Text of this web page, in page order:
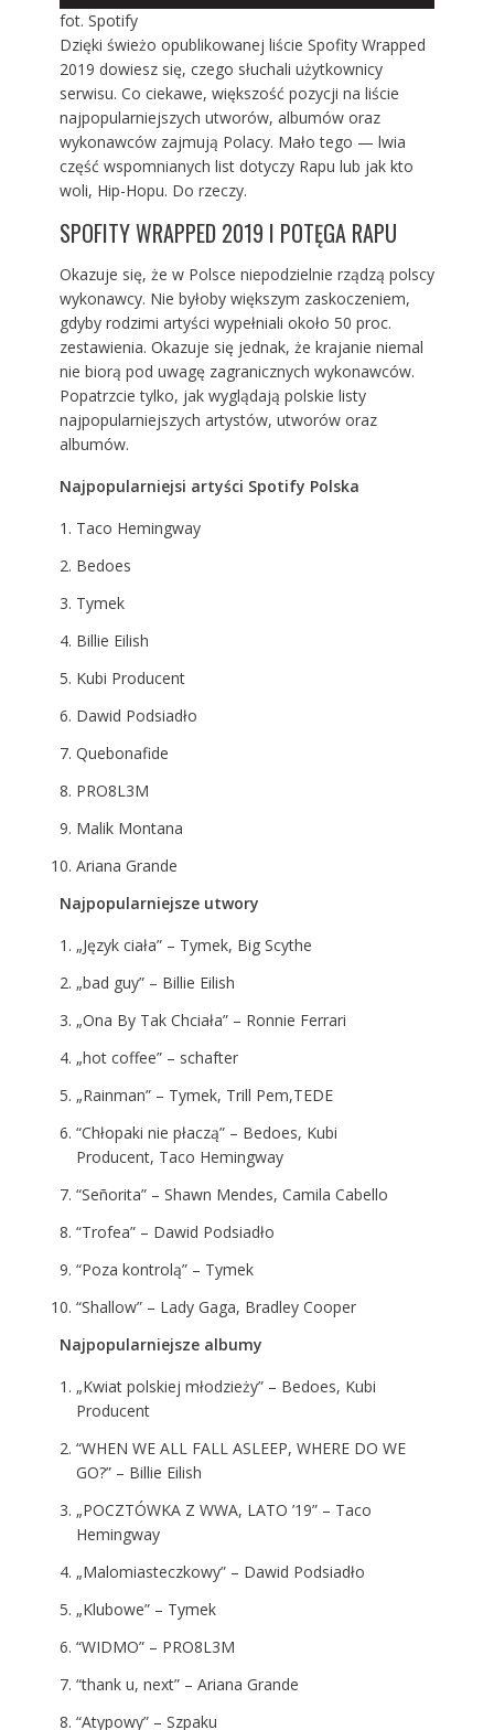
fot. Spotify
Dzięki świeżo opublikowanej liście Spofity Wrapped
2019 dowiesz się, czego słuchali użytkownicy
serwisu. Co ciekawe, większość pozycji na liście
najpopularniejszych utworów, albumów oraz
wykonawców zajmują Polacy. Mało tego — lwia
część wspomnianych list dotyczy Rapu lub jak kto
woli, Hip-Hopu. Do rzeczy.
SPOFITY WRAPPED 2019 I POTĘGA RAPU
Okazuje się, że w Polsce niepodzielnie rządzą polscy
wykonawcy. Nie byłoby większym zaskoczeniem,
gdyby rodzimi artyści wypełniali około 50 proc.
zestawienia. Okazuje się jednak, że krajanie niemal
nie biorą pod uwagę zagranicznych wykonawców.
Popatrzcie tylko, jak wyglądają polskie listy
najpopularniejszych artystów, utworów oraz
albumów.
Najpopularniejsi artyści Spotify Polska
Taco Hemingway
Bedoes
Tymek
Billie Eilish
Kubi Producent
Dawid Podsiadło
Quebonafide
PRO8L3M
Malik Montana
Ariana Grande
Najpopularniejsze utwory
„Język ciała” – Tymek, Big Scythe
„bad guy” – Billie Eilish
„Ona By Tak Chciała” – Ronnie Ferrari
„hot coffee” – schafter
„Rainman” – Tymek, Trill Pem,TEDE
“Chłopaki nie płaczą” – Bedoes, Kubi
Producent, Taco Hemingway
“Señorita” – Shawn Mendes, Camila Cabello
“Trofea” – Dawid Podsiadło
“Poza kontrolą” – Tymek
“Shallow” – Lady Gaga, Bradley Cooper
Najpopularniejsze albumy
„Kwiat polskiej młodzieży” – Bedoes, Kubi
Producent
“WHEN WE ALL FALL ASLEEP, WHERE DO WE
GO?” – Billie Eilish
„POCZTÓWKA Z WWA, LATO ’19” – Taco
Hemingway
„Malomiasteczkowy” – Dawid Podsiadło
„Klubowe” – Tymek
“WIDMO” – PRO8L3M
“thank u, next” – Ariana Grande
“Atypowy” – Szpaku